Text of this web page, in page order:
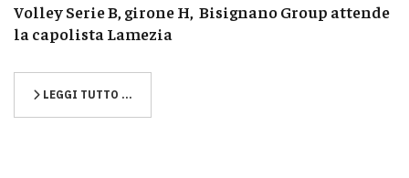
Volley Serie B, girone H, Bisignano Group attende
la capolista Lamezia
LEGGI TUTTO …